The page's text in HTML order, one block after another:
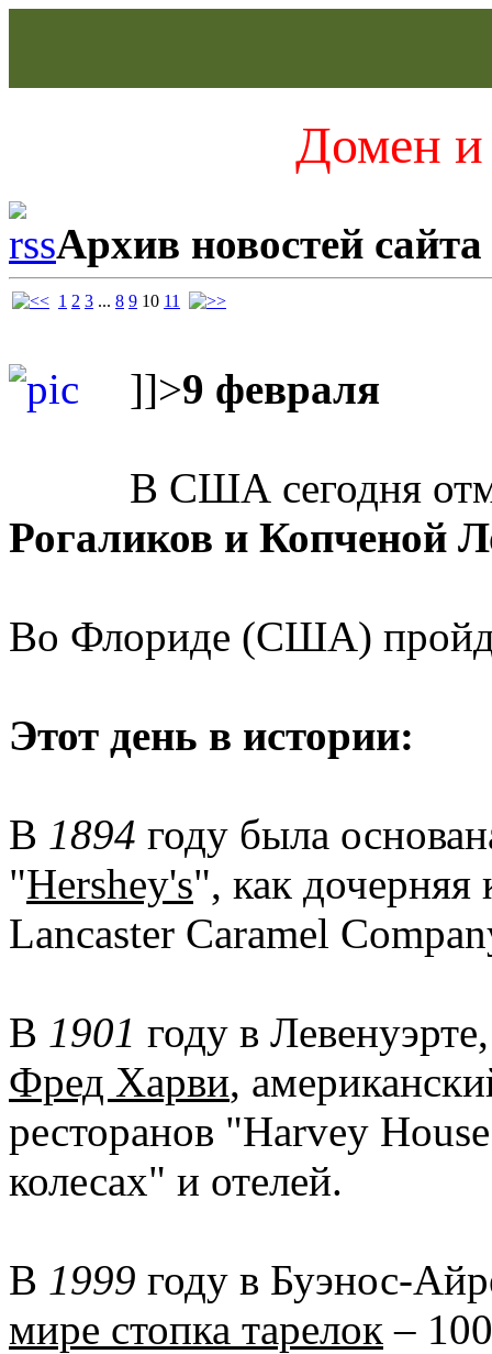
Домен и
Архив новостей сайта
1 2 3 ... 8 9 10 11
]]>9 февраля
В США сегодня
Рогаликов и Копченой
Во Флориде (США)
Этот день в истории:
В 1894 году была
"Hershey's", как
Lancaster Caramel
В 1901 году в
Фред Харви,
ресторанов "Harvey
колесах" и отелей.
В 1999 году в Буэнос-
мире стопка тарелок –